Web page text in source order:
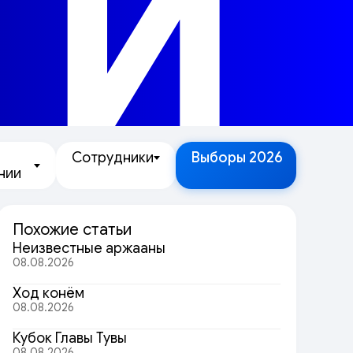
Сотрудники Выборы 2026
Похожие статьи
Неизвестные аржааны
08.08.2026
Ход конём
08.08.2026
Кубок Главы Тувы